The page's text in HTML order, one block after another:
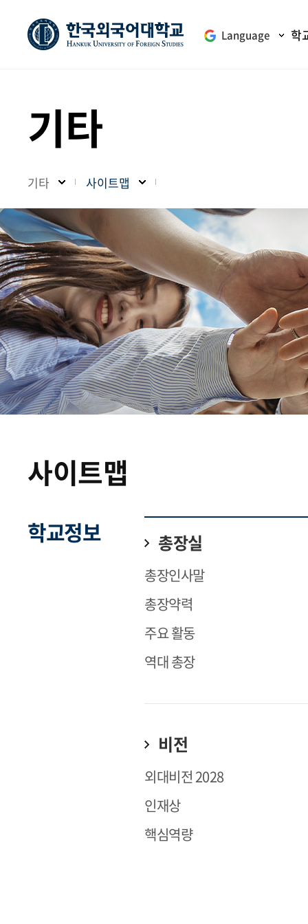
Language 학
기타
기타 사이트맵
사이트맵
학교정보 총장실
총장인사말
총장약력
주요 활동
역대 총장
비전
외대비전 2028
인재상
핵심역량